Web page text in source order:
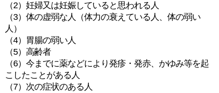
（2）妊婦又は妊娠していると思われる人
（3）体の虚弱な人（体力の衰えている人、体の弱い
人）
（4）胃腸の弱い人
（5）高齢者
（6）今までに薬などにより発疹・発赤、かゆみ等を起
こしたことがある人
（7）次の症状のある人